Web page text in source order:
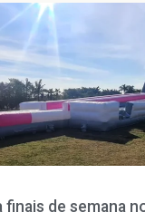
finais de semana